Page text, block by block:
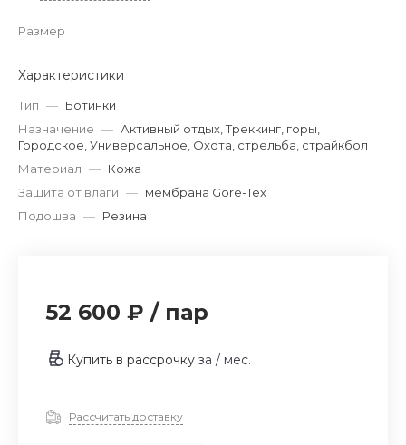
Размер
Характеристики
Тип — Ботинки
Назначение — Активный отдых, Треккинг, горы,
Городское, Универсальное, Охота, стрельба, страйкбол
Материал — Кожа
Защита от влаги — мембрана Gore-Tex
Подошва — Резина
52 600 ₽ / пар
Купить в рассрочку за / мес.
Рассчитать доставку